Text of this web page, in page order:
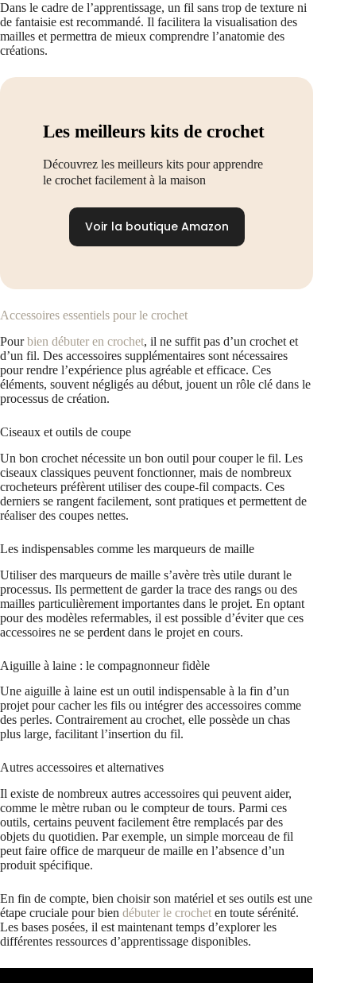
Dans le cadre de l’apprentissage, un fil sans trop de texture ni
de fantaisie est recommandé. Il facilitera la visualisation des
mailles et permettra de mieux comprendre l’anatomie des
créations.
Les meilleurs kits de crochet
Découvrez les meilleurs kits pour apprendre
le crochet facilement à la maison
Voir la boutique Amazon
Accessoires essentiels pour le crochet
Pourbien débuter en crochet, il ne suffit pas d’un crochet et
d’un fil. Des accessoires supplémentaires sont nécessaires
pour rendre l’expérience plus agréable et efficace. Ces
éléments, souvent négligés au début, jouent un rôle clé dans le
processus de création.
Ciseaux et outils de coupe
Un bon crochet nécessite un bon outil pour couper le fil. Les
ciseaux classiques peuvent fonctionner, mais de nombreux
crocheteurs préfèrent utiliser des coupe-fil compacts. Ces
derniers se rangent facilement, sont pratiques et permettent de
réaliser des coupes nettes.
Les indispensables comme les marqueurs de maille
Utiliser des marqueurs de maille s’avère très utile durant le
processus. Ils permettent de garder la trace des rangs ou des
mailles particulièrement importantes dans le projet. En optant
pour des modèles refermables, il est possible d’éviter que ces
accessoires ne se perdent dans le projet en cours.
Aiguille à laine : le compagnonneur fidèle
Une aiguille à laine est un outil indispensable à la fin d’un
projet pour cacher les fils ou intégrer des accessoires comme
des perles. Contrairement au crochet, elle possède un chas
plus large, facilitant l’insertion du fil.
Autres accessoires et alternatives
Il existe de nombreux autres accessoires qui peuvent aider,
comme le mètre ruban ou le compteur de tours. Parmi ces
outils, certains peuvent facilement être remplacés par des
objets du quotidien. Par exemple, un simple morceau de fil
peut faire office de marqueur de maille en l’absence d’un
produit spécifique.
En fin de compte, bien choisir son matériel et ses outils est une
étape cruciale pour bien débuter le crochet en toute sérénité.
Les bases posées, il est maintenant temps d’explorer les
différentes ressources d’apprentissage disponibles.